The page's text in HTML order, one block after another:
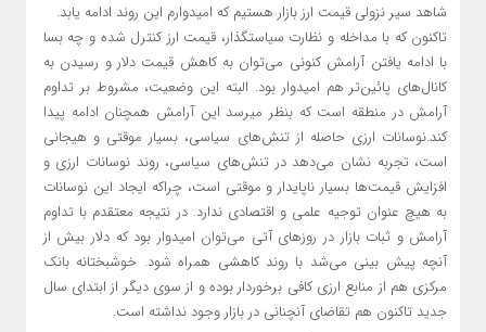
شاهد سیر نزولی قیمت ارز بازار هستیم که امیدوارم این روند ادامه یابد.
تاکنون که با مداخله و نظارت سیاستگذار، قیمت ارز کنترل شده و چه بسا
با ادامه یافتن آرامش کنونی می‌توان به کاهش قیمت دلار و رسیدن به
کانال‌های پائین‌تر هم امیدوار بود. البته این وضعیت، مشروط بر تداوم
آرامش در منطقه است که بنظر میرسد این آرامش همچنان ادامه پیدا
کند.نوسانات ارزی حاصله از تنش‌های سیاسی، بسیار موقتی و هیجانی
است، تجربه نشان می‌دهد در تنش‌های سیاسی، روند نوسانات ارزی و
افزایش قیمت‌ها بسیار ناپایدار و موقتی است، چراکه ایجاد این نوسانات
به هیچ عنوان توجیه علمی و اقتصادی ندارد. در نتیجه معتقدم با تداوم
آرامش و ثبات بازار در روزهای آتی می‌توان امیدوار بود که دلار بیش از
آنچه پیش بینی می‌شد با روند کاهشی همراه شود. خوشبختانه بانک
مرکزی هم از منابع ارزی کافی برخوردار بوده و از سوی دیگر از ابتدای سال
جدید تاکنون هم تقاضای آنچنانی در بازار وجود نداشته است.